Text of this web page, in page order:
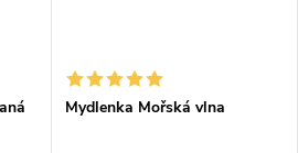
Mydlenka Mořská vlna